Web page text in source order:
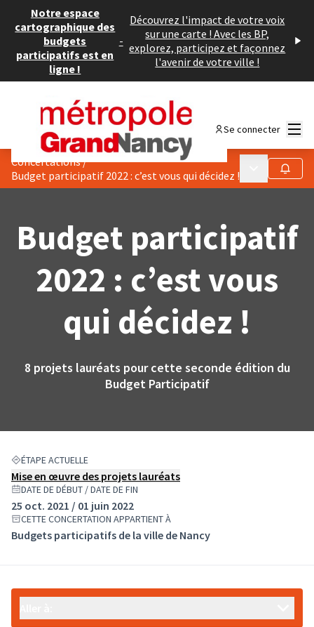
Notre espace
cartographique des
budgets
participatifs est en
ligne !
-
Découvrez l'impact de votre voix
sur une carte ! Avec les BP,
explorez, participez et façonnez
l'avenir de votre ville !
Se connecter
Concertations/
Budget participatif 2022 : c’est vous qui décidez !
Menu Suivre
Budget participatif
2022 : c’est vous
qui décidez !
8 projets lauréats pour cette seconde édition du
Budget Participatif
ÉTAPE ACTUELLE
Mise en œuvre des projets lauréats
DATE DE DÉBUT / DATE DE FIN
25 oct. 2021 / 01 juin 2022
CETTE CONCERTATION APPARTIENT À
Budgets participatifs de la ville de Nancy